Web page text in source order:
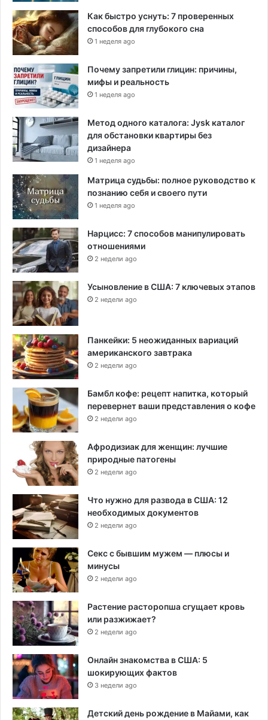
с
а
Как быстро уснуть: 7 проверенных
способов для глубокого сна
1 неделя ago
Почему запретили глицин: причины,
мифы и реальность
1 неделя ago
Метод одного каталога: Jysk каталог
для обстановки квартиры без
дизайнера
1 неделя ago
Матрица судьбы: полное руководство к
познанию себя и своего пути
1 неделя ago
Нарцисс: 7 способов манипулировать
отношениями
2 недели ago
Усыновление в США: 7 ключевых этапов
2 недели ago
Панкейки: 5 неожиданных вариаций
американского завтрака
2 недели ago
Бамбл кофе: рецепт напитка, который
перевернет ваши представления о кофе
2 недели ago
Афродизиак для женщин: лучшие
природные патогены
2 недели ago
Что нужно для развода в США: 12
необходимых документов
2 недели ago
Секс с бывшим мужем — плюсы и
минусы
2 недели ago
Растение расторопша сгущает кровь
или разжижает?
2 недели ago
Онлайн знакомства в США: 5
шокирующих фактов
3 недели ago
Детский день рождение в Майами, как